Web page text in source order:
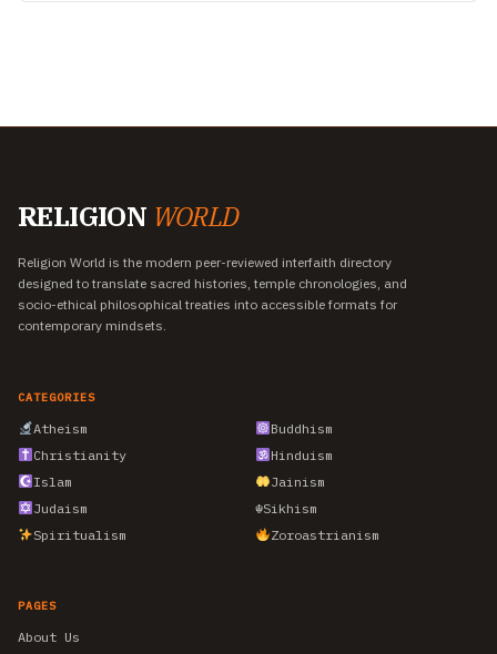
RELIGION WORLD
Religion World is the modern peer-reviewed interfaith directory
designed to translate sacred histories, temple chronologies, and
socio-ethical philosophical treaties into accessible formats for
contemporary mindsets.
CATEGORIES
Atheism
Buddhism
Christianity
Hinduism
Islam
Jainism
Judaism
☬Sikhism
Spiritualism
Zoroastrianism
PAGES
About Us